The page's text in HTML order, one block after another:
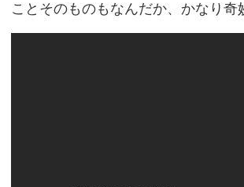
ことそのものもなんだか、かなり奇